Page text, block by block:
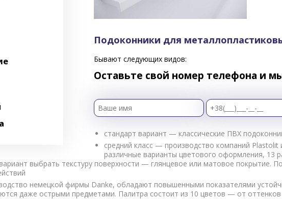
Подоконники для
Бывают следующих видов:
Оставьте свой номер телефона и
стандарт вариант — классические ПВХ
средний класс — производство компаний
различные варианты цветового оформления, 13
выбрать текстуру поверхности — глянцевое или матовое покрытие.
немецкой фирмы Danke, обладают повышенными показателями
даже острыми предметами. Палитра состоит из 10 цветов — от